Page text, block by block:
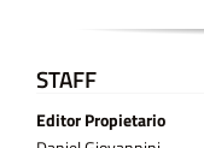
STAFF
Editor Propietario